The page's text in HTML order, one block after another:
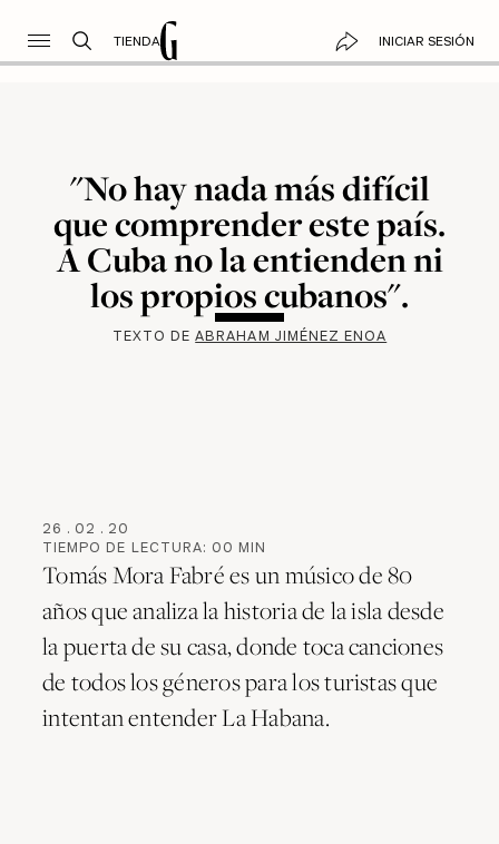
TIENDA INICIAR SESIÓN
"No hay nada más difícil
que comprender este país.
A Cuba no la entienden ni
los propios cubanos".
TEXTO DEABRAHAM JIMÉNEZ ENOA
26 . 02 . 20
TIEMPO DE LECTURA: 00 MIN
Tomás Mora Fabré es un músico de 80
años que analiza la historia de la isla desde
la puerta de su casa, donde toca canciones
de todos los géneros para los turistas que
intentan entender La Habana.